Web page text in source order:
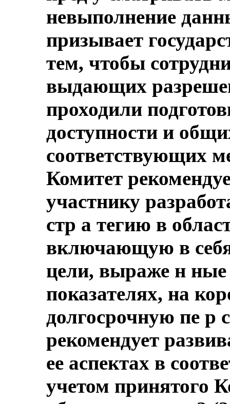
невыполнение
призывает
тем, чтобы
выдающих
проходили
доступности и
соответствующих
Комитет
участнику
стр а тегию в
включающую в
цели, выраже н
показателях, на
долгосрочную пе р
рекомендует
ее аспектах в
учетом принятого